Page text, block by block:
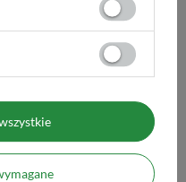
użytku zewnętrznego
31,99 zł /
(3,20 zł / ml)
Ilość produktów